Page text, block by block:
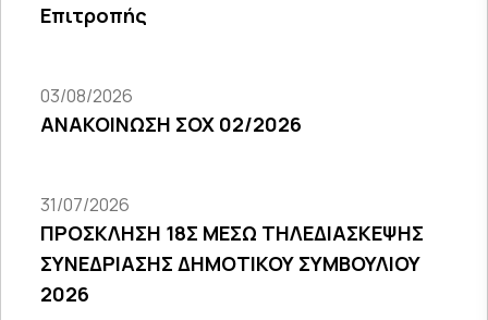
Επιτροπής
03/08/2026
ΑΝΑΚΟΙΝΩΣΗ ΣΟΧ 02/2026
31/07/2026
ΠΡΟΣΚΛΗΣΗ 18Σ ΜΕΣΩ ΤΗΛΕΔΙΑΣΚΕΨΗΣ
ΣΥΝΕΔΡΙΑΣΗΣ ΔΗΜΟΤΙΚΟΥ ΣΥΜΒΟΥΛΙΟΥ
2026